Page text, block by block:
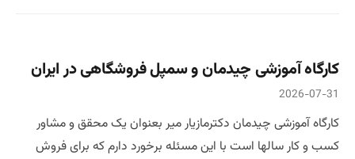
کارگاه آموزشی چیدمان و سمپل فروشگاهی در ایران
2026-07-31
کارگاه آموزشی چیدمان دکترمازیار میر بعنوان یک محقق و مشاور
کسب و کار سالها است با این مسئله برخورد دارم که برای فروش